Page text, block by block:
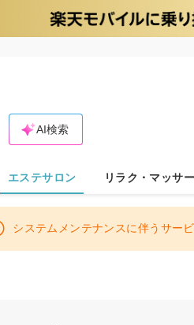
AI検索
エステサロン リラク・マッサ
システムメンテナンスに伴うサー